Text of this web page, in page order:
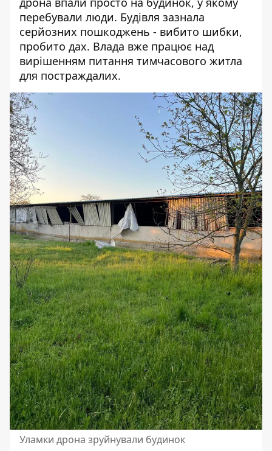
перебували люди. Будівля зазнала
серйозних пошкоджень - вибито шибки,
пробито дах. Влада вже працює над
вирішенням питання тимчасового житла
для постраждалих.
Уламки дрона зруйнували будинок